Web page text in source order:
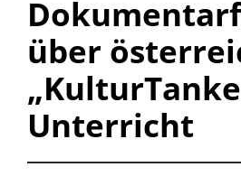
über
Unterricht